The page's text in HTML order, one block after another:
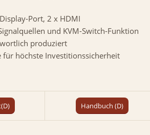
Port, 2 x HDMI
und KVM-Switch-Funktion
produziert
für höchste Investitionssicherheit
Handbuch (D)